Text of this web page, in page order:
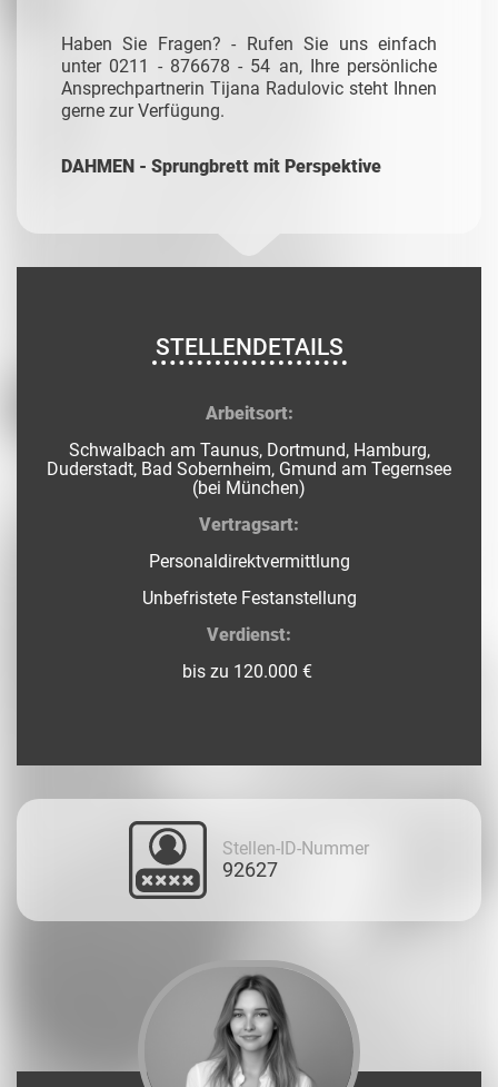
Haben Sie Fragen? - Rufen Sie uns einfach
unter 0211 - 876678 - 54 an, Ihre persönliche
Ansprechpartnerin Tijana Radulovic steht Ihnen
gerne zur Verfügung.
DAHMEN - Sprungbrett mit Perspektive
STELLENDETAILS
Arbeitsort:
Schwalbach am Taunus, Dortmund, Hamburg,
Duderstadt, Bad Sobernheim, Gmund am Tegernsee
(bei München)
Vertragsart:
Personaldirektvermittlung
Unbefristete Festanstellung
Verdienst:
bis zu 120.000 €
Stellen-ID-Nummer
92627